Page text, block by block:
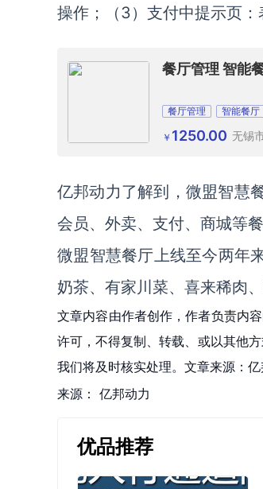
操作；（3）支付中提示页：
餐厅管理 智能
餐厅管理 智能餐厅
￥ 1250.00 无锡
亿邦动力了解到，微盟智慧
会员、外卖、支付、商城等
微盟智慧餐厅上线至今两年
奶茶、有家川菜、喜来稀肉
文章内容由作者创作，作者负责内
许可，不得复制、转载、或以其他
我们将及时核实处理。文章来源：
来源： 亿邦动力
优品推荐